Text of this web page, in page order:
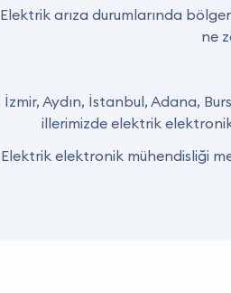
Elektrik arıza durumlarında
ne
İzmir, Aydın, İstanbul, Adana,
illerimizde elektrik
Elektrik elektronik mühendisliği